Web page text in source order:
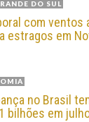
DO SUL
com ventos
estragos em
no Brasil
bilhões em